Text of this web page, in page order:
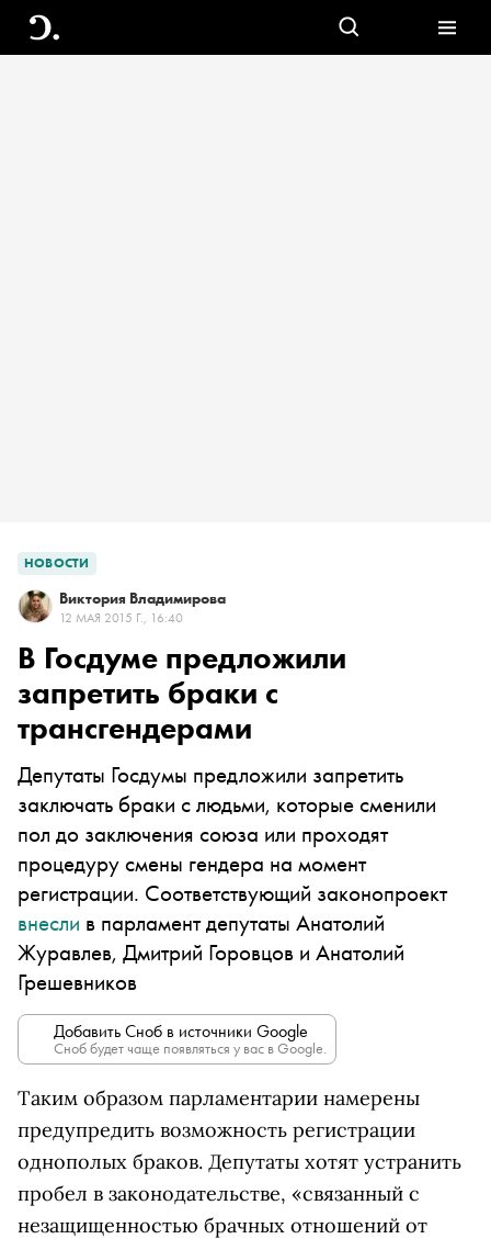
НОВОСТИ
Виктория Владимирова
12 МАЯ 2015 Г., 16:40
В Госдуме предложили
запретить браки с
трансгендерами
Депутаты Госдумы предложили запретить
заключать браки с людьми, которые сменили
пол до заключения союза или проходят
процедуру смены гендера на момент
регистрации. Соответствующий законопроект
внесли в парламент депутаты Анатолий
Журавлев, Дмитрий Горовцов и Анатолий
Грешевников
Добавить Сноб в источники Google
Сноб будет чаще появляться у вас в Google.
Таким образом парламентарии намерены
предупредить возможность регистрации
однополых браков. Депутаты хотят устранить
пробел в законодательстве, «связанный с
незащищенностью брачных отношений от